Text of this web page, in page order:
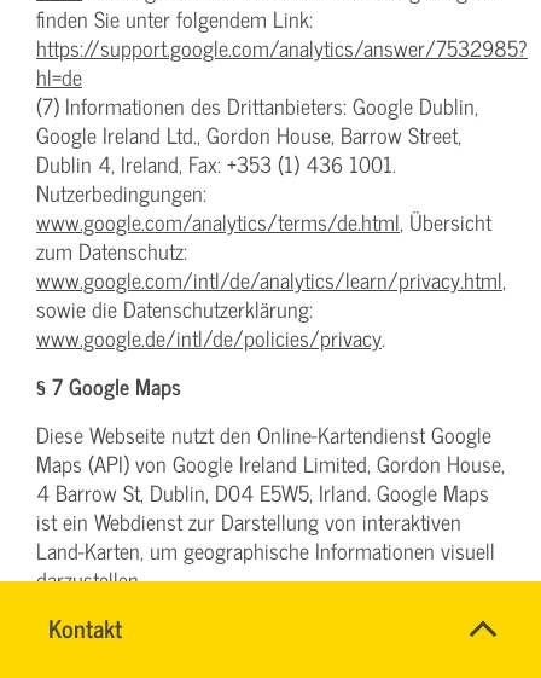
Kontakt
Name*
SVG-
Wiki
finden Sie unter folgendem Link:
https://support.google.com/analytics/answer/7532985?
hl=de
(7) Informationen des Drittanbieters: Google Dublin,
Google Ireland Ltd., Gordon House, Barrow Street,
Dublin 4, Ireland, Fax: +353 (1) 436 1001.
Nutzerbedingungen:
www.google.com/analytics/terms/de.html, Übersicht
zum Datenschutz:
www.google.com/intl/de/analytics/learn/privacy.html,
sowie die Datenschutzerklärung:
www.google.de/intl/de/policies/privacy.
§ 7 Google Maps
Diese Webseite nutzt den Online-Kartendienst Google
Maps (API) von Google Ireland Limited, Gordon House,
4 Barrow St, Dublin, D04 E5W5, Irland. Google Maps
ist ein Webdienst zur Darstellung von interaktiven
Land-Karten, um geographische Informationen visuell
darzustellen.
Bereits beim Aufrufen derjenigen Unterseiten, in die